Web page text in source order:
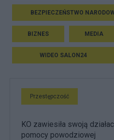
BEZPIECZEŃSTWO
BIZNES MEDIA
WIDEO SALON24
Przestępczość
KO zawiesiła swoją
pomocy powodziowej